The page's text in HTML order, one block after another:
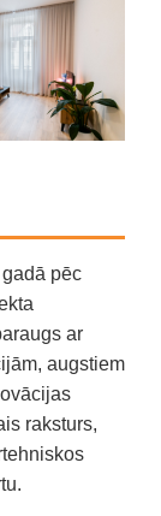
pēc
ar
augstiem
raksturs,